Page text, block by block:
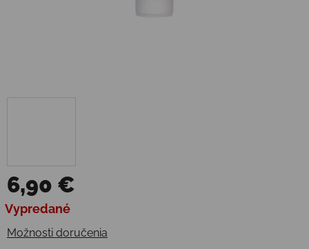
6,90 €
Jednotková cena:
Vypredané
Možnosti doručenia